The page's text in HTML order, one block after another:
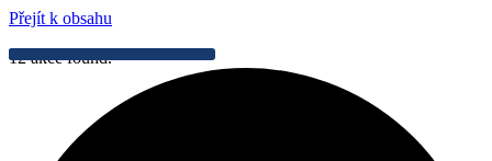
Přejít k obsahu
12 akce found.